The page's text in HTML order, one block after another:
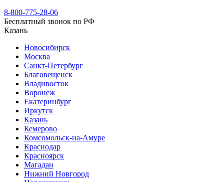
8-800-775-28-06
Бесплатный звонок по РФ
Казань
Новосибирск
Москва
Санкт-Петербург
Благовещенск
Владивосток
Воронеж
Екатеринбург
Иркутск
Казань
Кемерово
Комсомольск-на-Амуре
Краснодар
Красноярск
Магадан
Нижний Новгород